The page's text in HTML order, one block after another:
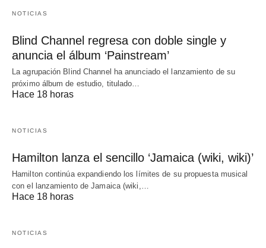
NOTICIAS
Blind Channel regresa con doble single y
anuncia el álbum ‘Painstream’
La agrupación Blind Channel ha anunciado el lanzamiento de su
próximo álbum de estudio, titulado…
Hace 18 horas
NOTICIAS
Hamilton lanza el sencillo ‘Jamaica (wiki, wiki)’
Hamilton continúa expandiendo los límites de su propuesta musical
con el lanzamiento de Jamaica (wiki,…
Hace 18 horas
NOTICIAS